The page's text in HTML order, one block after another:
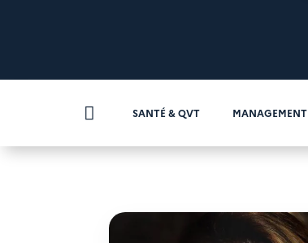
 SANTÉ & QVT MANAGEMENT